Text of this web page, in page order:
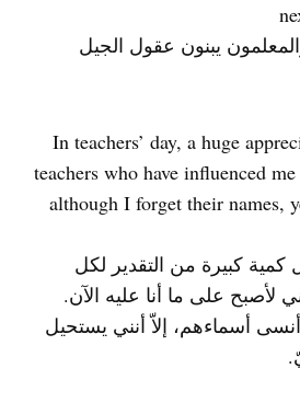
يبنون عقول الجيل
In teachers’ day, a huge
teachers who have influenced
although I forget their names,
كبيرة من التقدير لكل
لأصبح على ما أنا عليه الآن.
أسماءهم، إلاّ أنني يستحيل